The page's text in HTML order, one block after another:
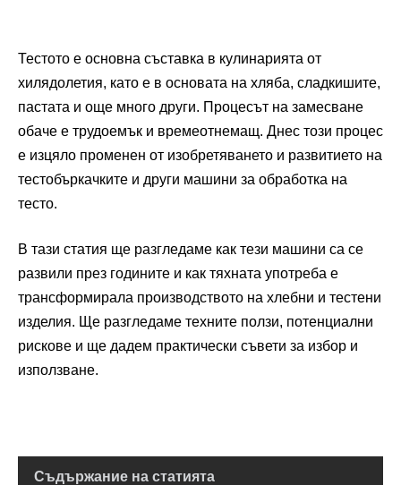
Тестото е основна съставка в кулинарията от
хилядолетия, като е в основата на хляба, сладкишите,
пастата и още много други. Процесът на замесване
обаче е трудоемък и времеотнемащ. Днес този процес
е изцяло променен от изобретяването и развитието на
тестобъркачките и други машини за обработка на
тесто.
В тази статия ще разгледаме как тези машини са се
развили през годините и как тяхната употреба е
трансформирала производството на хлебни и тестени
изделия. Ще разгледаме техните ползи, потенциални
рискове и ще дадем практически съвети за избор и
използване.
Съдържание на статията